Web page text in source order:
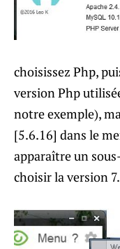
choisissez Php,
version Php
notre exemple),
[5.6.16] dans le
apparaître un
choisir la version